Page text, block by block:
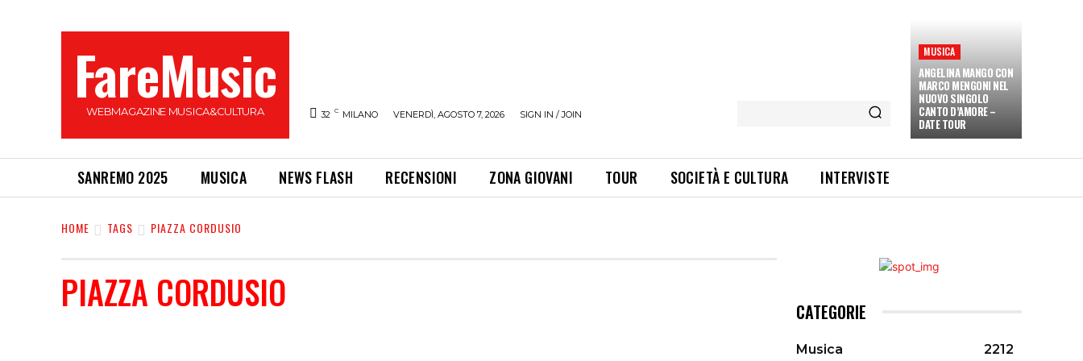
FareMusic
WEBMAGAZINE MUSICA&CULTURA 32 C MILANO VENERDÌ, AGOSTO 7, 2026 SIGN IN / JOIN
MUSICA
ANGELINA MANGO CON
MARCO MENGONI NEL
NUOVO SINGOLO
CANTO D’AMORE –
DATE TOUR
SANREMO 2025 MUSICA NEWS FLASH RECENSIONI ZONA GIOVANI TOUR SOCIETÀ E CULTURA INTERVISTE
HOME TAGS PIAZZA CORDUSIO
PIAZZA CORDUSIO CATEGORIE
Musica
2212